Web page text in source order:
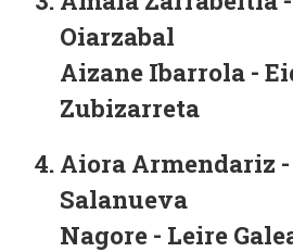
Oiarzabal
Aizane Ibarrola -
Zubizarreta
Aiora Armendariz
Salanueva
Nagore - Leire